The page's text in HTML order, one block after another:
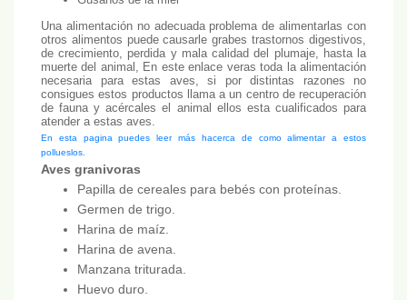
Una alimentación no adecuada problema de alimentarlas con
otros alimentos puede causarle grabes trastornos digestivos,
de crecimiento, perdida y mala calidad del plumaje, hasta la
muerte del animal, En este enlace veras toda la alimentación
necesaria para estas aves, si por distintas razones no
consigues estos productos llama a un centro de recuperación
de fauna y acércales el animal ellos esta cualificados para
atender a estas aves.
En esta pagina puedes leer más hacerca de como alimentar a estos
pollueslos
Aves granivoras
Papilla de cereales para bebés con proteínas.
Germen de trigo.
Harina de maíz.
Harina de avena.
Manzana triturada.
Huevo duro.